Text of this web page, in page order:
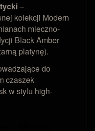
–
kolekcji Modern
mleczno-
Black Amber
platynę).
do
czaszek
w stylu high-